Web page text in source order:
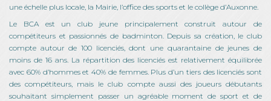
une échelle plus locale, la Mairie, l’office des sports et le collège d’Auxonne.
Le BCA est un club jeune principalement construit autour de
compétiteurs et passionnés de badminton. Depuis sa création, le club
compte autour de 100 licenciés, dont une quarantaine de jeunes de
moins de 16 ans. La répartition des licenciés est relativement équilibrée
avec 60% d’hommes et 40% de femmes. Plus d’un tiers des licenciés sont
des compétiteurs, mais le club compte aussi des joueurs débutants
souhaitant simplement passer un agréable moment de sport et de